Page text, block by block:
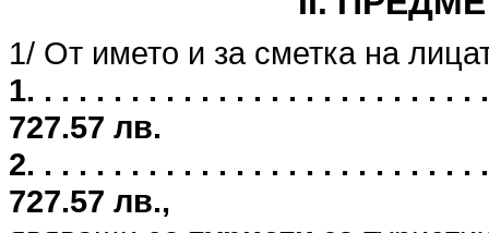
1/ От името и за сметка на
1. . . . . . . . . . . . . . . . . . . . . . . . .
727.57 лв.
2. . . . . . . . . . . . . . . . . . . . . . . . .
727.57 лв.,